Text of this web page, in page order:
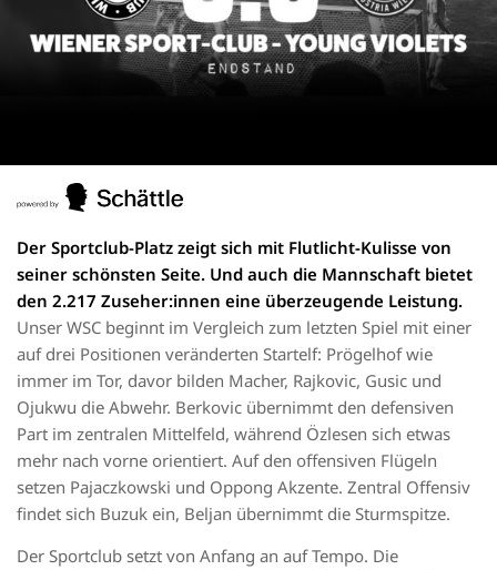
Der Sportclub-Platz zeigt sich mit Flutlicht-Kulisse von
seiner schönsten Seite. Und auch die Mannschaft bietet
den 2.217 Zuseher:innen eine überzeugende Leistung.
Unser WSC beginnt im Vergleich zum letzten Spiel mit einer
auf drei Positionen veränderten Startelf: Prögelhof wie
immer im Tor, davor bilden Macher, Rajkovic, Gusic und
Ojukwu die Abwehr. Berkovic übernimmt den defensiven
Part im zentralen Mittelfeld, während Özlesen sich etwas
mehr nach vorne orientiert. Auf den offensiven Flügeln
setzen Pajaczkowski und Oppong Akzente. Zentral Offensiv
findet sich Buzuk ein, Beljan übernimmt die Sturmspitze.
Der Sportclub setzt von Anfang an auf Tempo. Die